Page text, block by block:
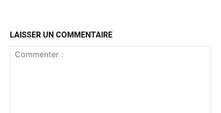
LAISSER UN COMMENTAIRE